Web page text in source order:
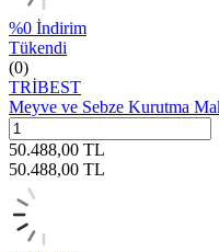
%0 İndirim
Tükendi
(0)
TRİBEST
Meyve ve Sebze Kurutma
50.488,00 TL
50.488,00 TL